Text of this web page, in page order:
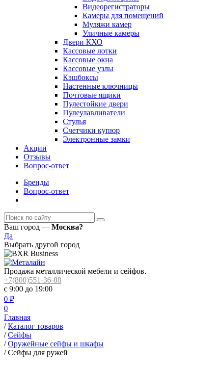
Видеорегистраторы
Камеры для помещений
Муляжи камер
Уличные камеры
Двери КХО
Кассовые лотки
Кассовые окна
Кассовые узлы
Кэшбоксы
Настенные ключницы
Почтовые ящики
Пулестойкие двери
Пулеулавливатели
Стулья
Счетчики купюр
Электронные замки
Акции
Отзывы
Вопрос-ответ
Бренды
Вопрос-ответ
Ваш город — Москва?
Да
Выбрать другой город
Продажа металлической мебели и сейфов.
+7(800)551-36-88
с 9:00 до 19:00
0 ₽
0
Главная
/ Каталог товаров
/ Сейфы
/ Оружейные сейфы и шкафы
/ Сейфы для ружей